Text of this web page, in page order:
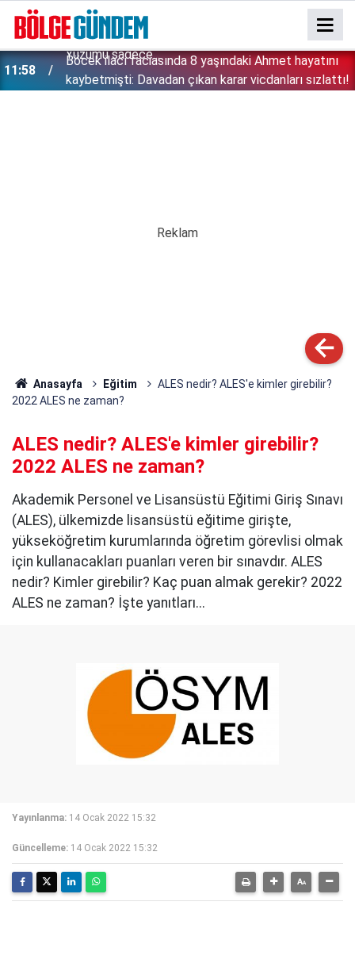
11:58
Böcek ilacı faciasında 8 yaşındaki Ahmet hayatını
kaybetmişti: Davadan çıkan karar vicdanları sızlattı!
Anasayfa Eğitim
ALES nedir? ALES'e kimler girebilir?
2022 ALES ne zaman?
ALES nedir? ALES'e kimler girebilir?
2022 ALES ne zaman?
Akademik Personel ve Lisansüstü Eğitimi Giriş Sınavı
(ALES), ülkemizde lisansüstü eğitime girişte,
yükseköğretim kurumlarında öğretim görevlisi olmak
için kullanacakları puanları veren bir sınavdır. ALES
nedir? Kimler girebilir? Kaç puan almak gerekir? 2022
ALES ne zaman? İşte yanıtları...
Yayınlanma: 14 Ocak 2022 15:32
Güncelleme: 14 Ocak 2022 15:32